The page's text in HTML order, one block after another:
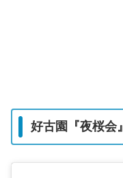
好古園『夜桜会』